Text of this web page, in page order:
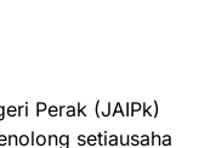
Perak (JAIPk)
setiausaha